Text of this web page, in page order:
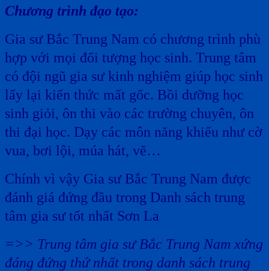
Chương trình đạo tạo:
Gia sư Bắc Trung Nam có chương trình phù
hợp với mọi đối tượng học sinh. Trung tâm
có đội ngũ gia sư kinh nghiệm giúp học sinh
lấy lại kiến thức mất gốc. Bồi dưỡng học
sinh giỏi, ôn thi vào các trường chuyên, ôn
thi đại học. Dạy các môn năng khiếu như cờ
vua, bơi lội, múa hát, vẽ…
Chính vì vậy Gia sư Bắc Trung Nam được
đánh giá đứng đầu trong Danh sách trung
tâm gia sư tốt nhất Sơn La
=>> Trung tâm gia sư Bắc Trung Nam xứng
đáng đứng thứ nhất trong danh sách trung